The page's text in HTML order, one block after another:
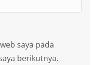
saya pada
berikutnya.